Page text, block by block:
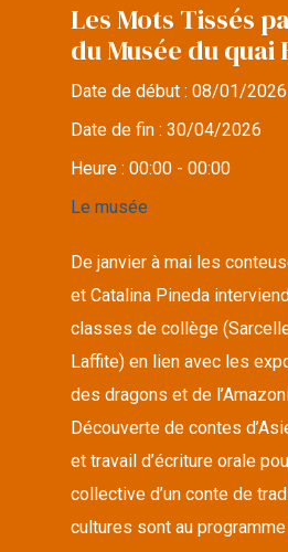
Les Mots Tissés
du Musée du quai
Date de début :08/01/2026
Date de fin :30/04/2026
Heure :00:00 - 00:00
Le musée
De janvier à mai les
et Catalina Pineda
classes de collège
Laffite) en lien avec les
des dragons et de
Découverte de contes
et travail d’écriture orale
collective d’un conte de
cultures sont au